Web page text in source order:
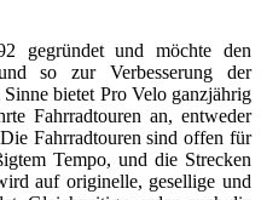
gegründet und möchte den
so zur Verbesserung der
bietet Pro Velo ganzjährig
Fahrradtouren an, entweder
Fahrradtouren sind offen für
Tempo, und die Strecken
auf originelle, gesellige und